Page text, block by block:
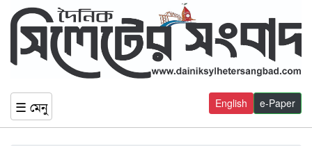
☰ মেনু e-Paper
English